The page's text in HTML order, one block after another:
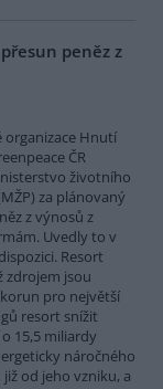
peněz z
organizace Hnutí
ČR
životního
za plánovaný
z výnosů z
Uvedly to v
Resort
zdrojem jsou
pro největší
resort snížit
15,5 miliardy
náročného
od jeho vzniku, a